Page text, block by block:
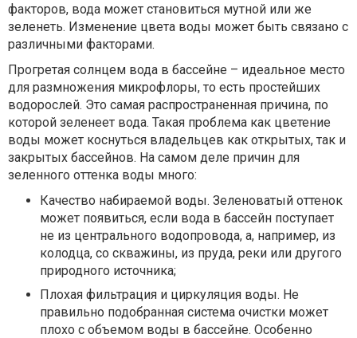
факторов, вода может становиться мутной или же
зеленеть. Изменение цвета воды может быть связано с
различными факторами.
Прогретая солнцем вода в бассейне – идеальное место
для размножения микрофлоры, то есть простейших
водорослей. Это самая распространенная причина, по
которой зеленеет вода. Такая проблема как цветение
воды может коснуться владельцев как открытых, так и
закрытых бассейнов. На самом деле причин для
зеленного оттенка воды много:
Качество набираемой воды. Зеленоватый оттенок
может появиться, если вода в бассейн поступает
не из центрального водопровода, а, например, из
колодца, со скважины, из пруда, реки или другого
природного источника;
Плохая фильтрация и циркуляция воды. Не
правильно подобранная система очистки может
плохо с объемом воды в бассейне. Особенно